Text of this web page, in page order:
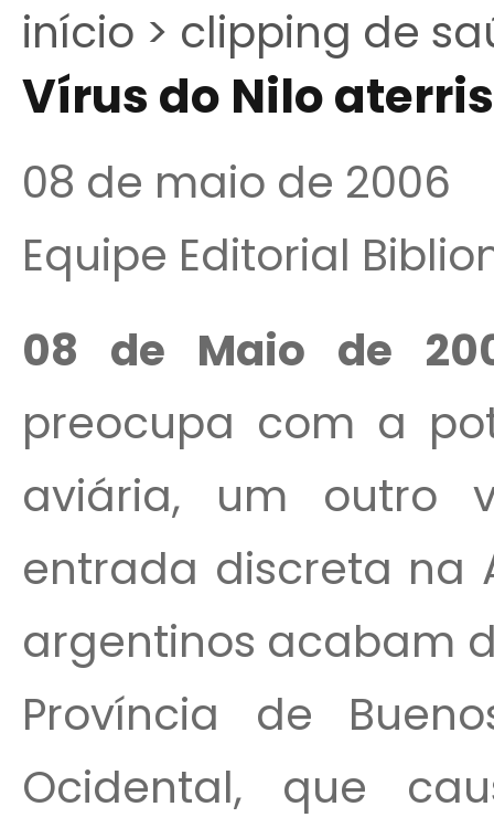
início > clipping de
Vírus do Nilo
08 de maio de 2006
Equipe Editorial
08 de Maio de
preocupa com a
aviária, um outro
entrada discreta na
argentinos acabam
Província de
Ocidental, que